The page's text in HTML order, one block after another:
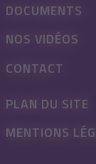
DOCUMENTS
NOS VIDÉOS
CONTACT
PLAN DU SITE
MENTIONS